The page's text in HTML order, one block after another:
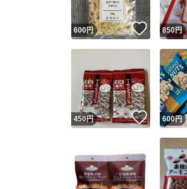
600円 いいね！
850円
450円 いいね！
600円